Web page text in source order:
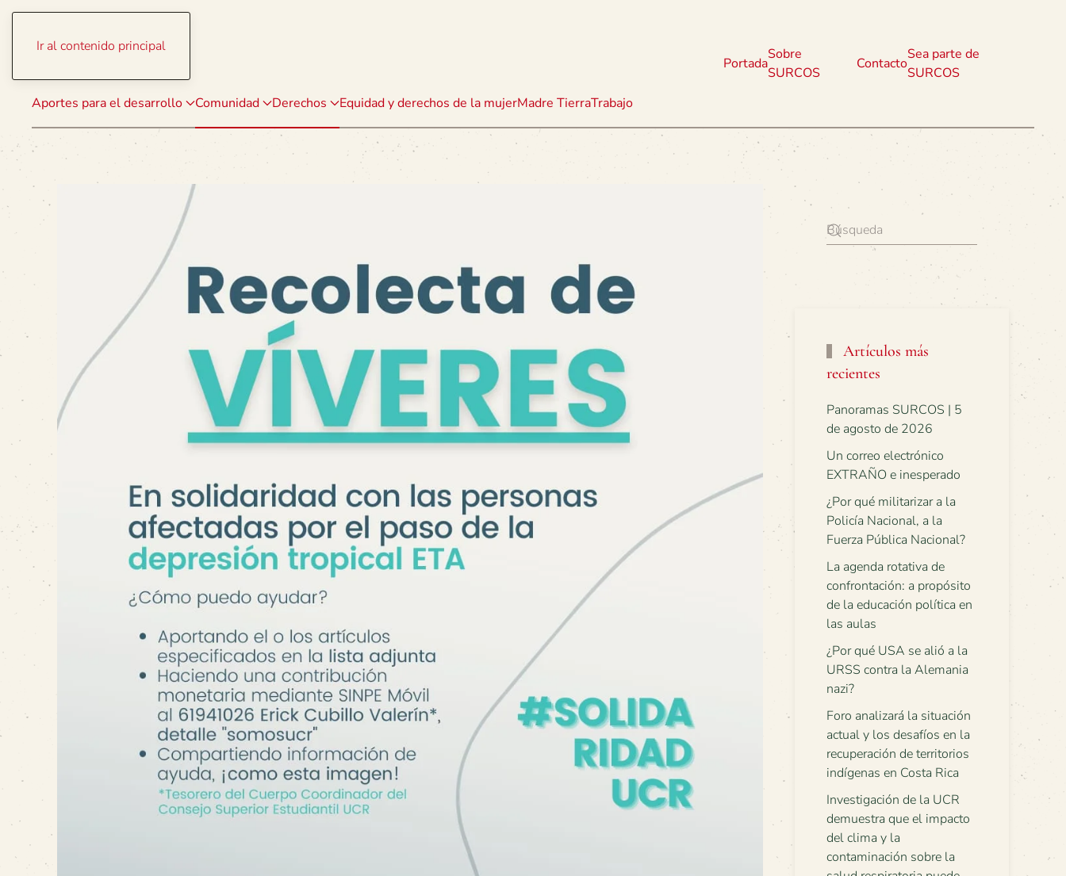
Ir al contenido principal
Aportes para el desarrollo Comunidad Derechos Equidad y derechos de la mujerMadre TierraTrabajo
Portada
Sobre
SURCOS
Contacto
Sea parte de
SURCOS
Artículos más
recientes
Panoramas SURCOS | 5
de agosto de 2026
Un correo electrónico
EXTRAÑO e inesperado
¿Por qué militarizar a la
Policía Nacional, a la
Fuerza Pública Nacional?
La agenda rotativa de
confrontación: a propósito
de la educación política en
las aulas
¿Por qué USA se alió a la
URSS contra la Alemania
nazi?
Foro analizará la situación
actual y los desafíos en la
recuperación de territorios
indígenas en Costa Rica
Investigación de la UCR
demuestra que el impacto
del clima y la
contaminación sobre la